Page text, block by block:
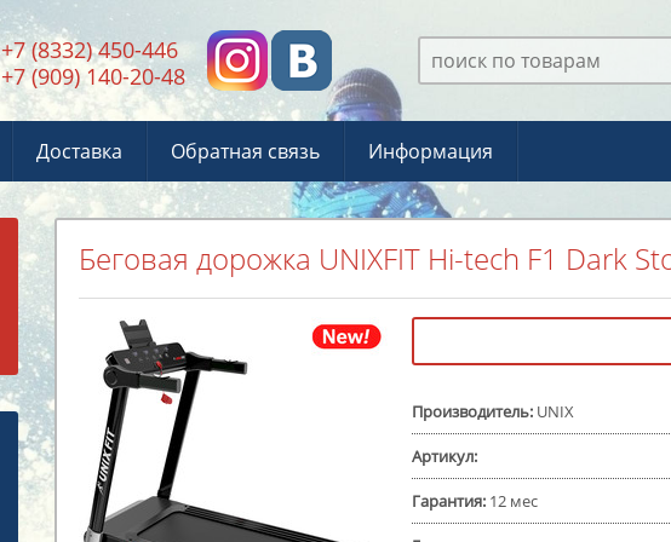
+7 (8332) 450-446
+7 (909) 140-20-48
Доставка Обратная связь Информация
Беговая дорожка UNIXFIT Hi-tech F1 Dark
Производитель: UNIX
Артикул:
Гарантия: 12 мес